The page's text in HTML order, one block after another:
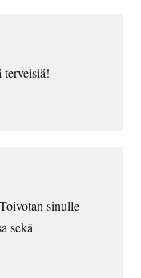
sinulle
sekä